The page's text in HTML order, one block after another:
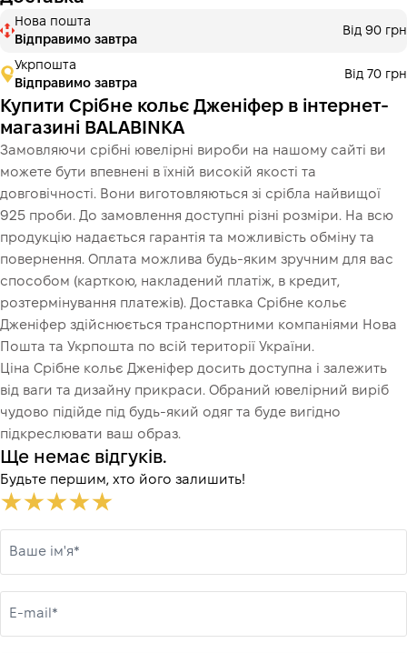
Нова пошта
Відправимо завтра
Від 90 грн
Укрпошта
Відправимо завтра
Від 70 грн
Купити Срібне кольє Дженіфер в інтернет-
магазині BALABINKA
Замовляючи срібні ювелірні вироби на нашому сайті ви
можете бути впевнені в їхній високій якості та
довговічності. Вони виготовляються зі срібла найвищої
925 проби. До замовлення доступні різні розміри. На всю
продукцію надається гарантія та можливість обміну та
повернення. Оплата можлива будь-яким зручним для вас
способом (карткою, накладений платіж, в кредит,
розтермінування платежів). Доставка Срібне кольє
Дженіфер здійснюється транспортними компаніями Нова
Пошта та Укрпошта по всій території України.
Ціна Срібне кольє Дженіфер досить доступна і залежить
від ваги та дизайну прикраси. Обраний ювелірний виріб
чудово підійде під будь-який одяг та буде вигідно
підкреслювати ваш образ.
Ще немає відгуків.
Будьте першим, хто його залишить!
Ваше ім'я*
E-mail*